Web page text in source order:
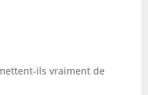
ils vraiment de